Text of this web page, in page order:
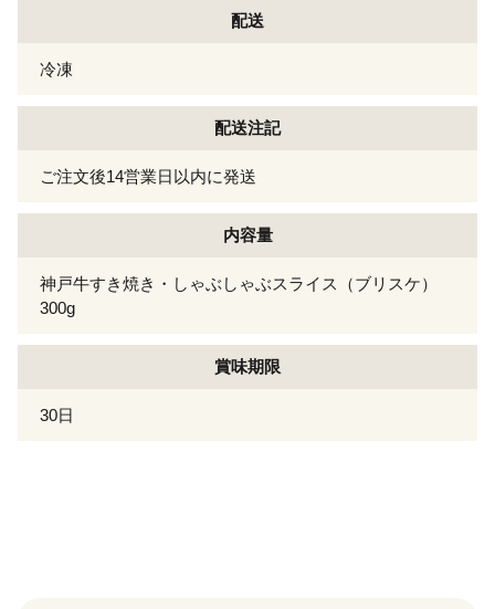
配送
冷凍
配送注記
ご注文後14営業日以内に発送
内容量
神戸牛すき焼き・しゃぶしゃぶスライス（ブリスケ）
300g
賞味期限
30日